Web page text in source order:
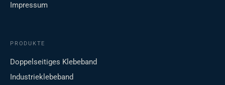
Impressum
PRODUKTE
Doppelseitiges Klebeband
Industrieklebeband